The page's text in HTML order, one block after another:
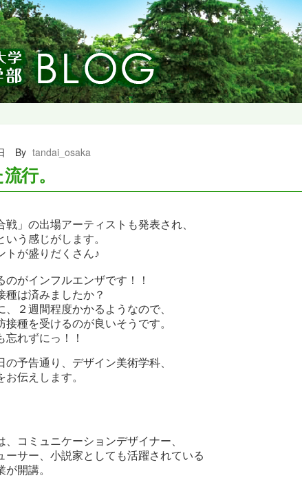
By tandai_osaka
行。
戦」の出場アーティストも発表され、
いう感じがします。
トが盛りだくさん♪
のがインフルエンザです！！
種は済みましたか？
、２週間程度かかるようなので、
接種を受けるのが良いそうです。
忘れずにっ！！
の予告通り、デザイン美術学科、
伝えします。
コミュニケーションデザイナー、
サー、 小説家としても活躍されている
開講。